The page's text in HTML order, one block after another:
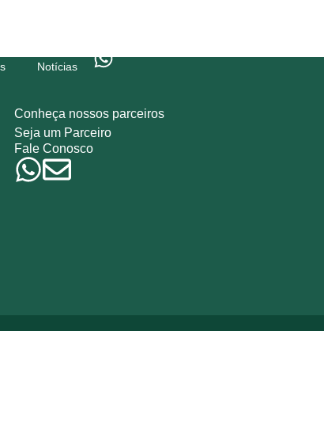
Notícias
Conheça nossos parceiros
Seja um Parceiro
Fale Conosco